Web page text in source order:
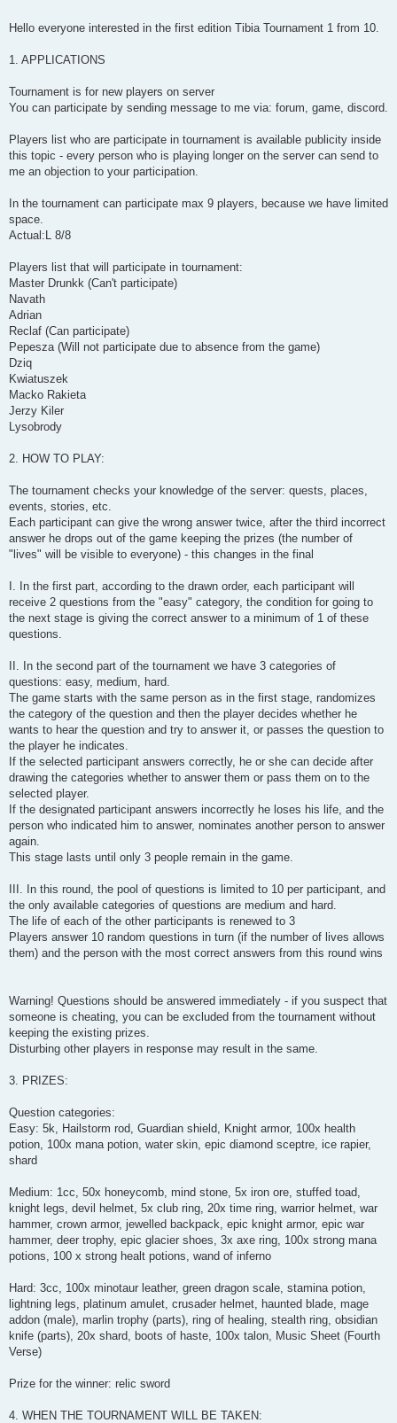
Hello everyone interested in the first edition Tibia Tournament 1 from 10.
1. APPLICATIONS
Tournament is for new players on server
You can participate by sending message to me via: forum, game, discord.
Players list who are participate in tournament is available publicity inside
this topic - every person who is playing longer on the server can send to
me an objection to your participation.
In the tournament can participate max 9 players, because we have limited
space.
Actual:L 8/8
Players list that will participate in tournament:
Master Drunkk (Can't participate)
Navath
Adrian
Reclaf (Can participate)
Pepesza (Will not participate due to absence from the game)
Dziq
Kwiatuszek
Macko Rakieta
Jerzy Kiler
Lysobrody
2. HOW TO PLAY:
The tournament checks your knowledge of the server: quests, places,
events, stories, etc.
Each participant can give the wrong answer twice, after the third incorrect
answer he drops out of the game keeping the prizes (the number of
"lives" will be visible to everyone) - this changes in the final
I. In the first part, according to the drawn order, each participant will
receive 2 questions from the "easy" category, the condition for going to
the next stage is giving the correct answer to a minimum of 1 of these
questions.
II. In the second part of the tournament we have 3 categories of
questions: easy, medium, hard.
The game starts with the same person as in the first stage, randomizes
the category of the question and then the player decides whether he
wants to hear the question and try to answer it, or passes the question to
the player he indicates.
If the selected participant answers correctly, he or she can decide after
drawing the categories whether to answer them or pass them on to the
selected player.
If the designated participant answers incorrectly he loses his life, and the
person who indicated him to answer, nominates another person to answer
again.
This stage lasts until only 3 people remain in the game.
III. In this round, the pool of questions is limited to 10 per participant, and
the only available categories of questions are medium and hard.
The life of each of the other participants is renewed to 3
Players answer 10 random questions in turn (if the number of lives allows
them) and the person with the most correct answers from this round wins
Warning! Questions should be answered immediately - if you suspect that
someone is cheating, you can be excluded from the tournament without
keeping the existing prizes.
Disturbing other players in response may result in the same.
3. PRIZES:
Question categories:
Easy: 5k, Hailstorm rod, Guardian shield, Knight armor, 100x health
potion, 100x mana potion, water skin, epic diamond sceptre, ice rapier,
shard
Medium: 1cc, 50x honeycomb, mind stone, 5x iron ore, stuffed toad,
knight legs, devil helmet, 5x club ring, 20x time ring, warrior helmet, war
hammer, crown armor, jewelled backpack, epic knight armor, epic war
hammer, deer trophy, epic glacier shoes, 3x axe ring, 100x strong mana
potions, 100 x strong healt potions, wand of inferno
Hard: 3cc, 100x minotaur leather, green dragon scale, stamina potion,
lightning legs, platinum amulet, crusader helmet, haunted blade, mage
addon (male), marlin trophy (parts), ring of healing, stealth ring, obsidian
knife (parts), 20x shard, boots of haste, 100x talon, Music Sheet (Fourth
Verse)
Prize for the winner: relic sword
4. WHEN THE TOURNAMENT WILL BE TAKEN: